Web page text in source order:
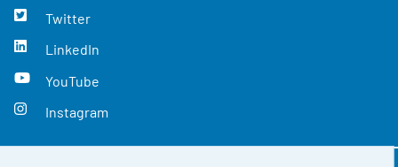
Twitter
LinkedIn
YouTube
Instagram